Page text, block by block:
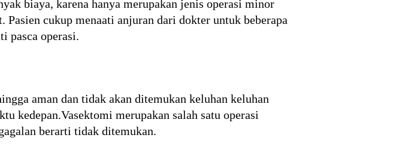
biaya, karena hanya merupakan jenis operasi minor
cukup menaati anjuran dari dokter untuk beberapa
pasca operasi.
aman dan tidak akan ditemukan keluhan keluhan
kedepan.Vasektomi merupakan salah satu operasi
berarti tidak ditemukan.